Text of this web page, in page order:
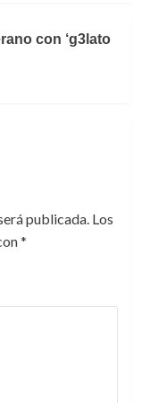
con ‘g3lato
publicada. Los
*